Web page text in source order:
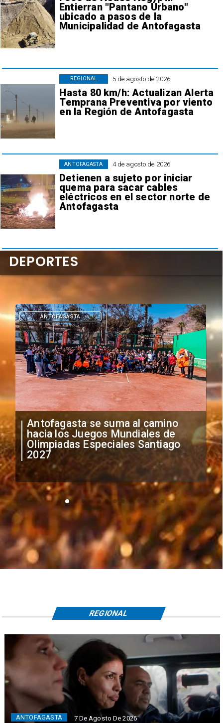
Entierran "Pantano Urbano"
ubicado a pasos de la
Municipalidad de Antofagasta
5 de agosto de 2026
Hasta 80 km/h: Actualizan Alerta
Temprana Preventiva por viento
en la Región de Antofagasta
REGIONAL
4 de agosto de 2026
Detienen a sujeto por iniciar
quema para sacar cables
eléctricos en el sector norte de
Antofagasta
ANTOFAGASTA
"Falta de profesionalismo": Sifup
anuncia medidas por situación
irregular de futbolistas
extranjeros
DEPORTES
DEPORTES
ANTOFAGASTA 7 De Agosto De 2026
REGIONAL